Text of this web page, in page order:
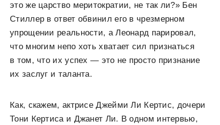
это же царство меритократии, не так ли?» Бен
Стиллер в ответ обвинил его в чрезмерном
упрощении реальности, а Леонард парировал,
что многим непо хоть хватает сил признаться
в том, что их успех — это не просто признание
их заслуг и таланта.
Как, скажем, актрисе Джейми Ли Кертис, дочери
Тони Кертиса и Джанет Ли. В одном интервью,